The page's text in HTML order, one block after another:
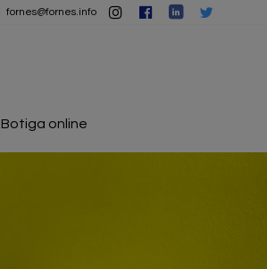
fornes@fornes.info
Botiga online